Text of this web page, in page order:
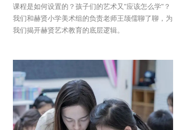
课程是如何设置的？孩子们的艺术又"应该怎么学"？
我们和赫贤小学美术组的负责老师王颉儒聊了聊，为
我们揭开赫贤艺术教育的底层逻辑。